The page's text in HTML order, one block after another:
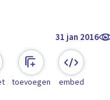
31 jan 2016
toevoegen embed